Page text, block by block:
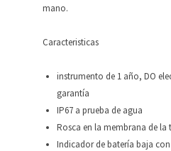
mano.
Caracteristicas
instrumento de 1 año, DO
garantía
IP67 a prueba de agua
Rosca en la membrana de la
Indicador de batería baja